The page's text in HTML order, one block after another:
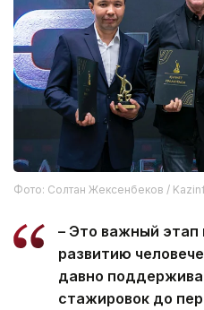
Фото: Солтан Жексенбеков /
– Это важный этап
развитию
давно
стажировок до